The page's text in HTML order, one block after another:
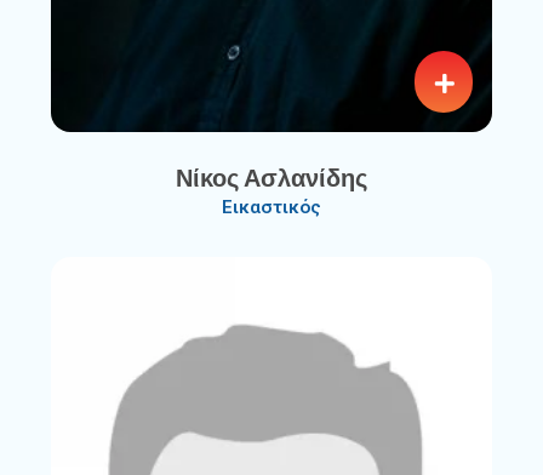
Νίκος Ασλανίδης
Εικαστικός